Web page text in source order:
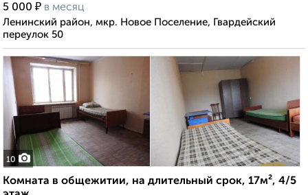
5 000 ₽ в месяц
Ленинский район, мкр. Новое Поселение, Гвардейский
переулок 50
10
Комната в общежитии, на длительный срок, 17м², 4/5